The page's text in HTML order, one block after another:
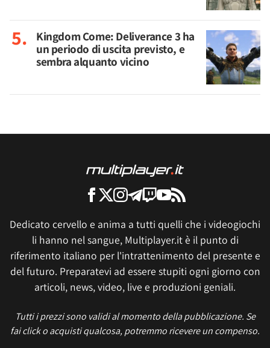
Kingdom Come: Deliverance 3 ha
un periodo di uscita previsto, e
sembra alquanto vicino
Dedicato cervello e anima a tutti quelli che i videogiochi
li hanno nel sangue, Multiplayer.it è il punto di
riferimento italiano per l'intrattenimento del presente e
del futuro. Preparatevi ad essere stupiti ogni giorno con
articoli, news, video, live e produzioni geniali.
Tutti i prezzi sono validi al momento della pubblicazione. Se
fai click o acquisti qualcosa, potremmo ricevere un compenso.